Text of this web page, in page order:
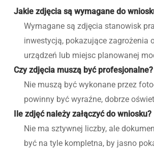
Jakie zdjęcia są wymagane do
Wymagane są zdjęcia stanowisk
inwestycją, pokazujące zagrożenia
urządzeń lub miejsc planowanej
Czy zdjęcia muszą być profesjonalne?
Nie muszą być wykonane przez
powinny być wyraźne, dobrze
Ile zdjęć należy załączyć do wniosku?
Nie ma sztywnej liczby, ale
być na tyle kompletna, by jasno